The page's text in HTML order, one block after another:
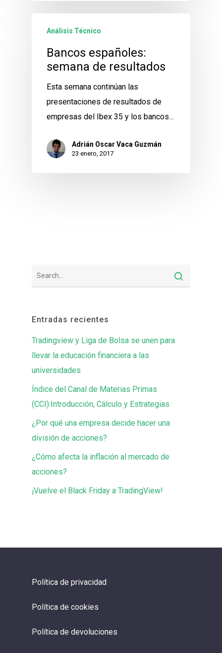
Análisis Técnico
Bancos españoles:
semana de resultados
Esta semana continúan las
presentaciones de resultados de
empresas del Ibex 35 y los bancos…
Adrián Oscar Vaca Guzmán
23 enero, 2017
Entradas recientes
Tradingview y Liga de Bolsa se unen para
llevar la educación financiera a las
universidades
Índice del Canal de Materias Primas
(CCI):Introducción, Cálculo y Estrategias
¿Por qué una empresa decide hacer una
división de acciones?
¿Cómo afecta la inflación al mercado de
acciones?
¡Vuelve el Black Friday a TradingView!
Política de privacidad
Política de cookies
Política de devoluciones